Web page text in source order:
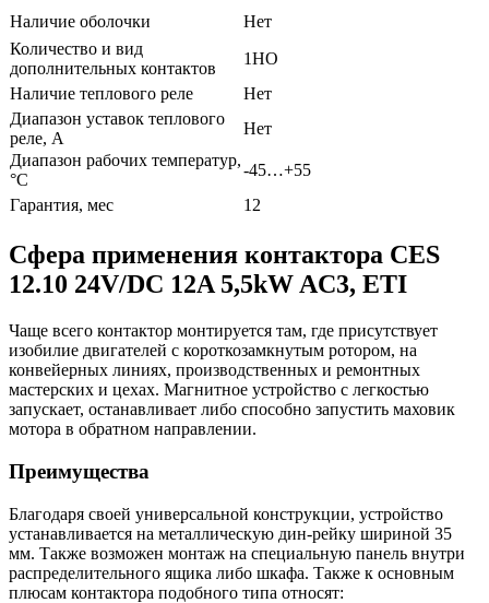
Наличие оболочки
Нет
Количество и вид
дополнительных контактов
1НО
Наличие теплового реле
Нет
Диапазон уставок теплового
реле, А
Нет
Диапазон рабочих температур,
°С
-45…+55
Гарантия, мес
12
Сфера применения контактора CES
12.10 24V/DC 12A 5,5kW AC3, ETI
Чаще всего контактор монтируется там, где присутствует
изобилие двигателей с короткозамкнутым ротором, на
конвейерных линиях, производственных и ремонтных
мастерских и цехах. Магнитное устройство с легкостью
запускает, останавливает либо способно запустить маховик
мотора в обратном направлении.
Преимущества
Благодаря своей универсальной конструкции, устройство
устанавливается на металлическую дин-рейку шириной 35
мм. Также возможен монтаж на специальную панель внутри
распределительного ящика либо шкафа. Также к основным
плюсам контактора подобного типа относят: